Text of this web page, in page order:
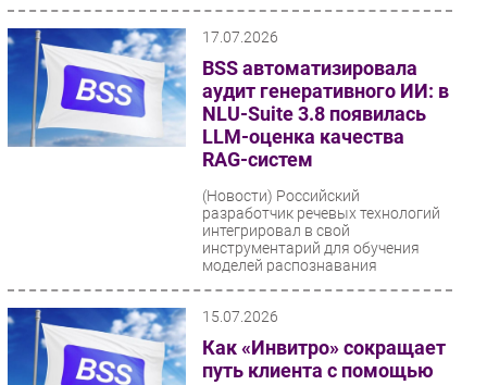
Кадры
Регулирование
Финансы
Web
Здоровье
РАЗДЕЛЫ
зафиксировав первое за 12 лет...
17.07.2026
BSS автоматизировала
аудит генеративного ИИ: в
NLU-Suite 3.8 появилась
LLM-оценка качества
RAG-систем
(Новости) Российский
разработчик речевых технологий
интегрировал в свой
инструментарий для обучения
моделей распознавания
15.07.2026
Как «Инвитро» сокращает
путь клиента с помощью